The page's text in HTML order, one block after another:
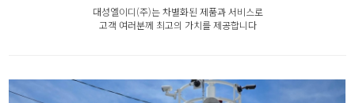
대성엘이디(주)는 차별화된 제품과 서비스로
고객 여러분께 최고의 가치를 제공합니다